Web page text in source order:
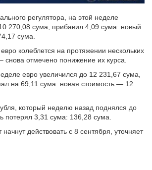
регулятора, на этой неделе
270,08 сума, прибавил 4,09 сума: новый
сума.
колеблется на протяжении нескольких
снова отмечено понижение их курса.
евро увеличился до 12 231,67 сума,
на 69,11 сума: новая стоимость — 12
который неделю назад поднялся до
потерял 3,31 сума: 136,28 сума.
действовать с 8 сентября, уточняет